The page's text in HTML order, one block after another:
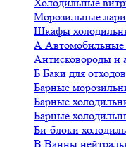
Морозильные лари
Шкафы
А Автомобильные
Антисковороды и
Б Баки для
Барные
Барные
Барные
Би-блоки
В Ванны